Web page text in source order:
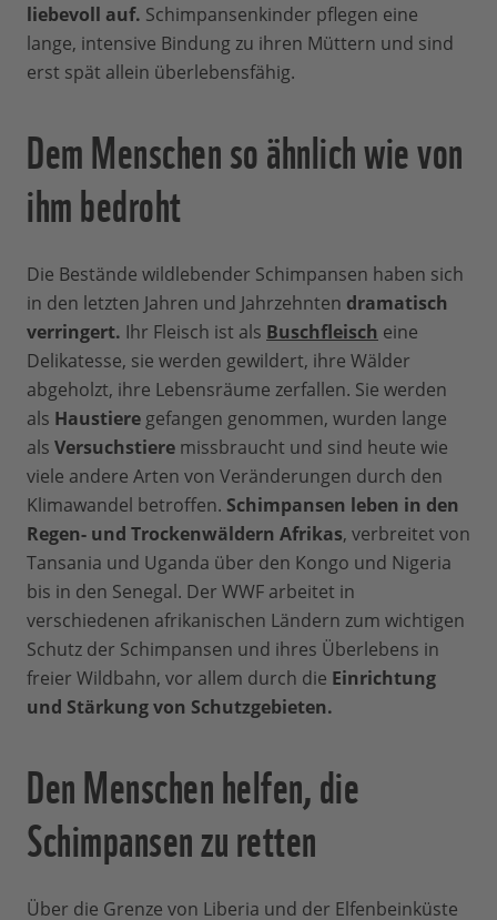
liebevoll auf. Schimpansenkinder pflegen eine
lange, intensive Bindung zu ihren Müttern und sind
erst spät allein überlebensfähig.
Dem Menschen so ähnlich wie von
ihm bedroht
Die Bestände wildlebender Schimpansen haben sich
in den letzten Jahren und Jahrzehnten dramatisch
verringert. Ihr Fleisch ist als Buschfleisch eine
Delikatesse, sie werden gewildert, ihre Wälder
abgeholzt, ihre Lebensräume zerfallen. Sie werden
als Haustiere gefangen genommen, wurden lange
als Versuchstiere missbraucht und sind heute wie
viele andere Arten von Veränderungen durch den
Klimawandel betroffen. Schimpansen leben in den
Regen- und Trockenwäldern Afrikas, verbreitet von
Tansania und Uganda über den Kongo und Nigeria
bis in den Senegal. Der WWF arbeitet in
verschiedenen afrikanischen Ländern zum wichtigen
Schutz der Schimpansen und ihres Überlebens in
freier Wildbahn, vor allem durch die Einrichtung
und Stärkung von Schutzgebieten.
Den Menschen helfen, die
Schimpansen zu retten
Über die Grenze von Liberia und der Elfenbeinküste